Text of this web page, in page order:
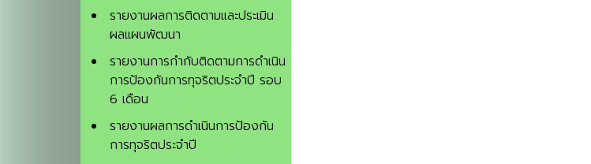
รายงานผลการติดตามและประเมิน
ผลแผนพัฒนา
รายงานการกำกับติดตามการดำเนิน
การป้องกันการทุจริตประจำปี รอบ
6 เดือน
รายงานผลการดำเนินการป้องกัน
การทุจริตประจำปี